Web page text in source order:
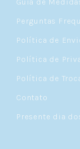
Guia de
Perguntas
Política de
Política de
Política de
Contato
Presente dia